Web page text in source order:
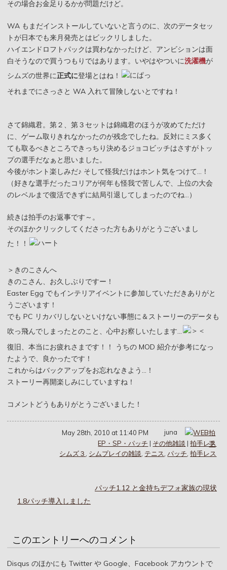
その場合お金足りるかが問題だけど。
WA もまだインストールしていないと言うのに、次のデータセッ
トが日本でも来月発売とはビックリしました。
ハイエンドロフトパックは買わなかったけど、アンビションは面
白そうなので買うつもりではあります。いやはやついに洗濯機が
シムズの世界に正式に登場とはね！
それまでにさっさと WA 入れて冒険しないとですね！
さて錦織君。第２、第３セットは錦織君のほうが攻めてただけ
に、ゲーム取りきれなかったのが残念でしたね。反対にミス多く
ても取るべきところできっちり決めるジョコビッチはさすがトッ
プの選手だなぁと思いました。
今後がホント楽しみだ♪ そして怪我だけはホント気をつけて…！
（好きな選手だったコリアが何年も怪我で苦しんで、上位の大会
のレベルまで復活できずに結局引退してしまったのでね…）
続きは拍手のお返事です～。
そのほかクリックしてくださった方もありがとうございまし
た！！
＞きのこさんへ
きのこさん、お久しぶりですー！
Easter Egg でもインテリアイベントに参加していただきありがと
うございます！
でも PC リカバリしないといけない事態に＆ストーリーのデータも
吹っ飛んでしまったとのこと、心中お察しいたします…
復旧、本当にお疲れさまです！！ うちの MOD 紹介が参考になっ
たようで、良かったです！
これからはバックアップをお忘れなきよう…！
ストーリー再開楽しみにしていますね！
コメントどうもありがとうございました！
May 28th, 2010 at 11:40 PM
juna
EP・SP・パッチ | その他雑談 |拍手レス
シムズ３
シムプレイの雑談 テニス ,パッチ ,拍手レス
パッチ1.12 と金持ちデフォ家族の現状
1.8パッチ導入しました
このエントリーへのコメント
Disqus のほかにも Twitter や Google、Facebook アカウントで